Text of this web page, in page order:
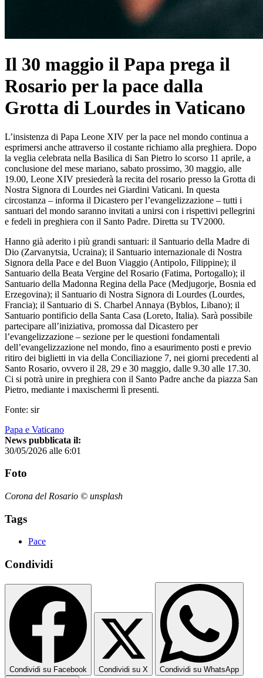
Il 30 maggio il Papa prega il
Rosario per la pace dalla
Grotta di Lourdes in Vaticano
L’insistenza di Papa Leone XIV per la pace nel mondo continua a
esprimersi anche attraverso il costante richiamo alla preghiera. Dopo
la veglia celebrata nella Basilica di San Pietro lo scorso 11 aprile, a
conclusione del mese mariano, sabato prossimo, 30 maggio, alle
19.00, Leone XIV presiederà la recita del rosario presso la Grotta di
Nostra Signora di Lourdes nei Giardini Vaticani. In questa
circostanza – informa il Dicastero per l’evangelizzazione – tutti i
santuari del mondo saranno invitati a unirsi con i rispettivi pellegrini
e fedeli in preghiera con il Santo Padre. Diretta su TV2000.
Hanno già aderito i più grandi santuari: il Santuario della Madre di
Dio (Zarvanytsia, Ucraina); il Santuario internazionale di Nostra
Signora della Pace e del Buon Viaggio (Antipolo, Filippine); il
Santuario della Beata Vergine del Rosario (Fatima, Portogallo); il
Santuario della Madonna Regina della Pace (Medjugorje, Bosnia ed
Erzegovina); il Santuario di Nostra Signora di Lourdes (Lourdes,
Francia); il Santuario di S. Charbel Annaya (Byblos, Libano); il
Santuario pontificio della Santa Casa (Loreto, Italia). Sarà possibile
partecipare all’iniziativa, promossa dal Dicastero per
l’evangelizzazione – sezione per le questioni fondamentali
dell’evangelizzazione nel mondo, fino a esaurimento posti e previo
ritiro dei biglietti in via della Conciliazione 7, nei giorni precedenti al
Santo Rosario, ovvero il 28, 29 e 30 maggio, dalle 9.30 alle 17.30.
Ci si potrà unire in preghiera con il Santo Padre anche da piazza San
Pietro, mediante i maxischermi lì presenti.
Fonte: sir
Papa e Vaticano
News pubblicata il:
30/05/2026 alle 6:01
Foto
Corona del Rosario © unsplash
Tags
Pace
Condividi
Condividi su Facebook Condividi su X Condividi su WhatsApp